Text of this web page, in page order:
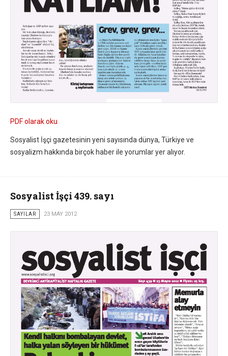
PDF olarak oku
Sosyalist İşçi gazetesinin yeni sayısında dünya, Türkiye ve
sosyalizm hakkında birçok haber ile yorumlar yer alıyor.
Sosyalist İşçi 439. sayı
SAYILAR 23 MAY 2012